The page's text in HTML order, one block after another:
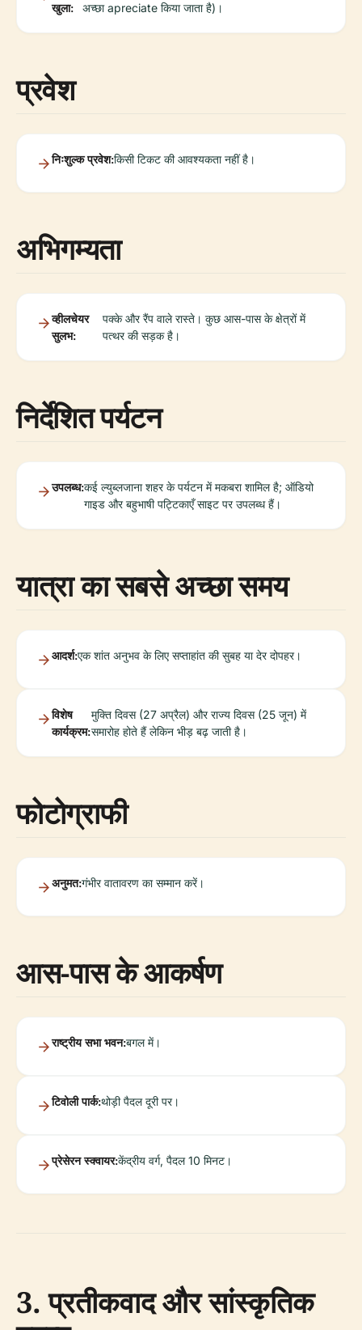
खुला:
अच्छा apreciate किया जाता है)।
प्रवेश
निःशुल्क प्रवेश:किसी टिकट की आवश्यकता नहीं है।
अभिगम्यता
व्हीलचेयर
सुलभ:
पक्के और रैंप वाले रास्ते। कुछ आस-पास के क्षेत्रों में
पत्थर की सड़क है।
निर्देशित पर्यटन
उपलब्ध:कई ल्युब्लजाना शहर के पर्यटन में मकबरा शामिल है; ऑडियो
गाइड और बहुभाषी पट्टिकाएँ साइट पर उपलब्ध हैं।
यात्रा का सबसे अच्छा समय
आदर्श:एक शांत अनुभव के लिए सप्ताहांत की सुबह या देर दोपहर।
विशेष
कार्यक्रम:
मुक्ति दिवस (27 अप्रैल) और राज्य दिवस (25 जून) में
समारोह होते हैं लेकिन भीड़ बढ़ जाती है।
फोटोग्राफी
अनुमत:गंभीर वातावरण का सम्मान करें।
आस-पास के आकर्षण
राष्ट्रीय सभा भवन:बगल में।
टिवोली पार्क:थोड़ी पैदल दूरी पर।
प्रेसेरन स्क्वायर:केंद्रीय वर्ग, पैदल 10 मिनट।
3. प्रतीकवाद और सांस्कृतिक